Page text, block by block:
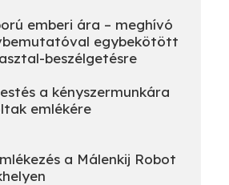
emberi ára – meghívó
egybekötött
beszélgetésre
a kényszermunkára
emlékére
a Málenkij Robot